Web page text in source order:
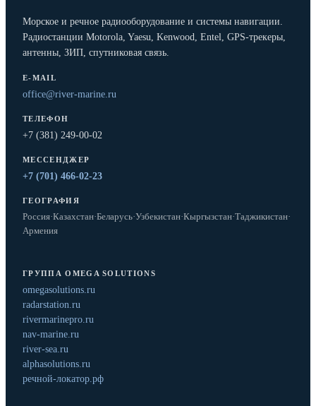
Морское и речное радиооборудование и системы навигации.
Радиостанции Motorola, Yaesu, Kenwood, Entel, GPS-трекеры,
антенны, ЗИП, спутниковая связь.
E-MAIL
office@river-marine.ru
ТЕЛЕФОН
+7 (381) 249-00-02
МЕССЕНДЖЕР
+7 (701) 466-02-23
ГЕОГРАФИЯ
Россия·Казахстан·Беларусь·Узбекистан·Кыргызстан·Таджикистан·
Армения
ГРУППА OMEGA SOLUTIONS
omegasolutions.ru
radarstation.ru
rivermarinepro.ru
nav-marine.ru
river-sea.ru
alphasolutions.ru
речной-локатор.рф